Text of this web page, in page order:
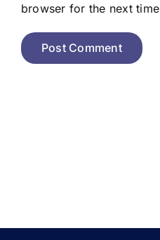
browser for the next